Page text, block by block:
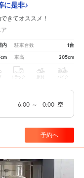
に是非♪
きてオススメ！
内 駐車台数 1台
車高 205cm
トラック 原付 バイク
6:00 ～ 0:00 空
予約へ